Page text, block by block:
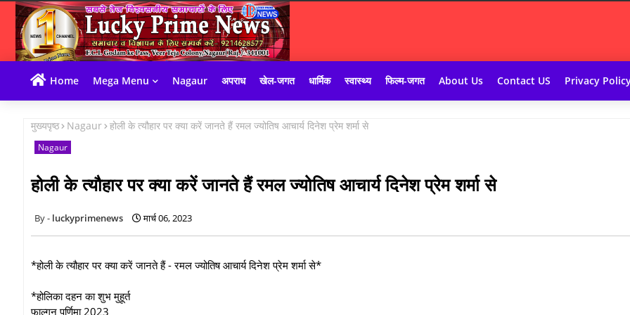
Home Mega Menu Nagaur अपराध खेल-जगत धार्मिक स्वास्थ्य फिल्म-जगत About Us Contact US Privacy
मुख्यपृष्ठ Nagaur होली के त्यौहार पर क्या करें जानते हैं रमल ज्योतिष आचार्य दिनेश प्रेम शर्मा से
Nagaur
होली के त्यौहार पर क्या करें जानते हैं रमल ज्योतिष आचार्य दिनेश प्रेम शर्मा से
luckyprimenews मार्च 06, 2023
*होली के त्यौहार पर क्या करें जानते हैं - रमल ज्योतिष आचार्य दिनेश प्रेम शर्मा से*
*होलिका दहन का शुभ मुहूर्त
फाल्गुन पूर्णिमा 2023